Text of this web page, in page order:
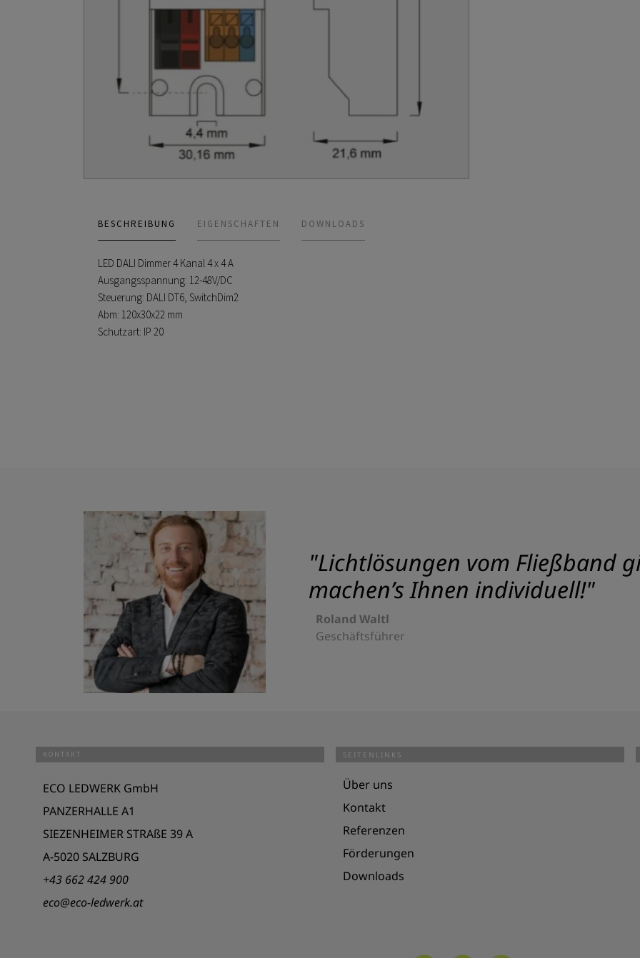
BESCHREIBUNG EIGENSCHAFTEN DOWNLOADS
LED DALI Dimmer 4 Kanal 4 x 4 A
Ausgangsspannung: 12-48V/DC
Steuerung: DALI DT6, SwitchDim2
Abm: 120x30x22 mm
Schutzart: IP 20
"Lichtlösungen vom Fließband
machen’s Ihnen individuell!"
Roland Waltl
Geschäftsführer
KONTAKT
ECO LEDWERK GmbH
PANZERHALLE A1
SIEZENHEIMER STRAßE 39 A
A-5020 SALZBURG
+43 662 424 900
eco@eco-ledwerk.at
SEITENLINKS
Über uns
Kontakt
Referenzen
Förderungen
Downloads